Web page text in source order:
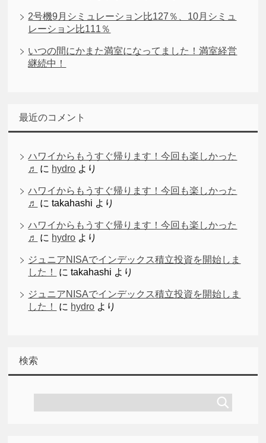
2号機9月シミュレーション比127％、10月シミュ
レーション比111％
いつの間にかまた満室になってました！満室経営
継続中！
最近のコメント
ハワイからもうすぐ帰ります！今回も楽しかった
♬
に hydro より
ハワイからもうすぐ帰ります！今回も楽しかった
♬
にtakahashi より
ハワイからもうすぐ帰ります！今回も楽しかった
♬
に hydro より
ジュニアNISAでインデックス積立投資を開始しま
した！
にtakahashi より
ジュニアNISAでインデックス積立投資を開始しま
した！
に hydro より
検索